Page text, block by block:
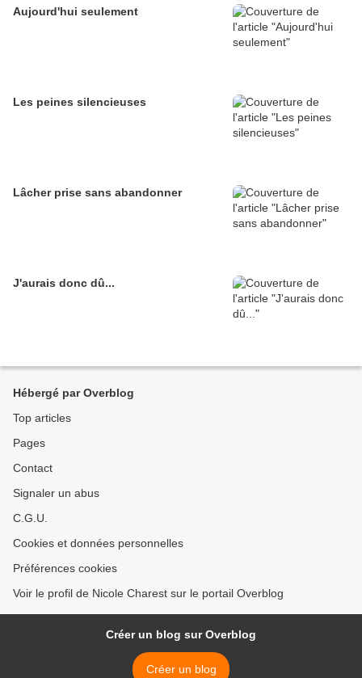
Aujourd'hui seulement
Les peines silencieuses
Lâcher prise sans abandonner
J'aurais donc dû...
Hébergé par Overblog
Top articles
Pages
Contact
Signaler un abus
C.G.U.
Cookies et données personnelles
Préférences cookies
Voir le profil de Nicole Charest sur le portail Overblog
Créer un blog sur Overblog
Créer un blog